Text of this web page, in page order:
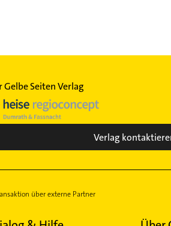
Gelbe Seiten Verlag
Verlag
über externe Partner